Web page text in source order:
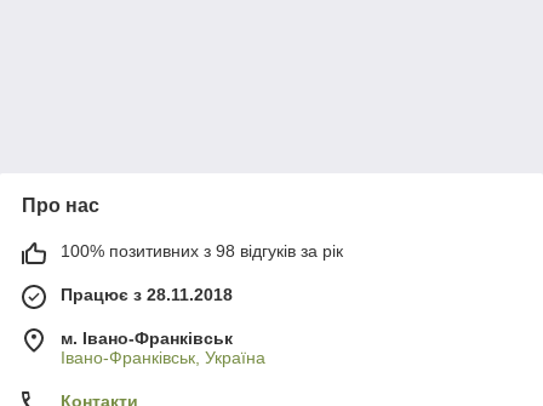
Про нас
100% позитивних з 98 відгуків за рік
Працює з 28.11.2018
м. Івано-Франківськ
Івано-Франківськ, Україна
Контакти